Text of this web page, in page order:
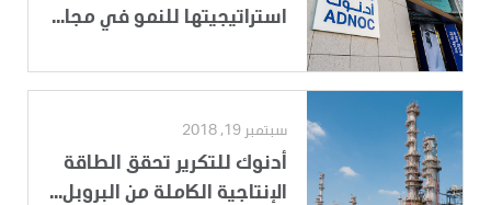
استراتيجيتها للنمو في مجا...
سبتمبر 19, 2018
أدنوك للتكرير تحقق الطاقة
الإنتاجية الكاملة من البروبل...